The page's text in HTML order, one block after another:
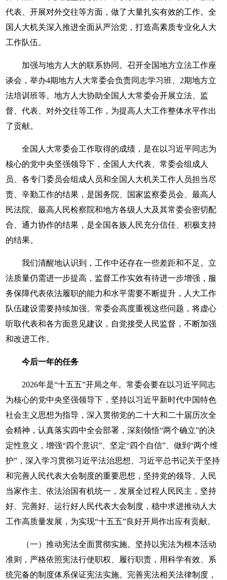
代表、开展对外交往等方面，做了大量扎实有效的工作。全
国人大机关深入推进全面从严治党，打造高素质专业化人大
工作队伍。
加强与地方人大的联系协同。召开全国地方立法工作座
谈会，举办4期地方人大常委会负责同志学习班、2期地方立
法培训班等。地方人大协助全国人大常委会开展立法、监
督、代表、对外交往等工作，为提高人大工作整体水平作出
了贡献。
全国人大常委会工作取得的成绩，是在以习近平同志为
核心的党中央坚强领导下，全国人大代表、常委会组成人
员、各专门委员会组成人员和全国人大机关工作人员担当尽
责、辛勤工作的结果，是国务院、国家监察委员会、最高人
民法院、最高人民检察院和地方各级人大及其常委会密切配
合、通力协作的结果，是全国各族人民充分信任、积极支持
的结果。
我们清醒地认识到，工作中还存在一些差距和不足。立
法质量仍需进一步提高，监督工作实效有待进一步增强，服
务保障代表依法履职的能力和水平需要不断提升，人大工作
队伍建设需要持续加强。常委会高度重视这些问题，将虚心
听取代表和各方面意见建议，自觉接受人民监督，不断加强
和改进工作。
今后一年的任务
2026年是“十五五”开局之年。常委会要在以习近平同志
为核心的党中央坚强领导下，坚持以习近平新时代中国特色
社会主义思想为指导，深入贯彻党的二十大和二十届历次全
会精神，认真落实四中全会部署，深刻领悟“两个确立”的决
定性意义，增强“四个意识”、坚定“四个自信”、做到“两个维
护”，深入学习贯彻习近平法治思想、习近平总书记关于坚持
和完善人民代表大会制度的重要思想，坚持党的领导、人民
当家作主、依法治国有机统一，发展全过程人民民主，坚持
好、完善好、运行好人民代表大会制度，稳中求进推动人大
工作高质量发展，为实现“十五五”良好开局作出应有贡献。
（一）推动宪法全面贯彻实施。坚持以宪法为根本活动
准则，严格依照宪法行使职权、履行职责，用科学有效、系
统完备的制度体系保证宪法实施。完善宪法相关法律制度，